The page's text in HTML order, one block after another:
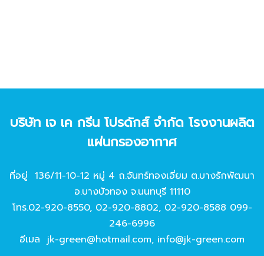
บริษัท เจ เค กรีน โปรดักส์ จํากัด โรงงานผลิต
แผ่นกรองอากาศ
ที่อยู่ 136/11-10-12 หมู่ 4 ถ.จันทร์ทองเอี่ยม ต.บางรักพัฒนา
อ.บางบัวทอง จ.นนทบุรี 11110
โทร.02-920-8550, 02-920-8802, 02-920-8588 099-
246-6996
อีเมล jk-green@hotmail.com, info@jk-green.com